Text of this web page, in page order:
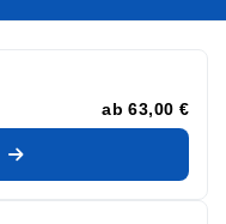
ab 63,00 €